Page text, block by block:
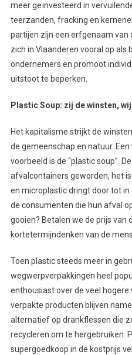
meer geïnvesteerd in
teerzanden, fracking en
partijen zijn een erfgenaam van
zich in Vlaanderen vooral op als
ondernemers en promoot
uitstoot te beperken.
Plastic Soup: zij de winsten,
Het kapitalisme strijkt de
de gemeenschap en natuur.
voorbeeld is de “plastic soup”.
afvalcontainers geworden, het
en microplastic dringt door tot in
de consumenten die hun afval
gooien? Betalen we de prijs van
kortetermijndenken van de
Toen plastic steeds meer in
wegwerpverpakkingen heel
enthousiast over de veel hogere
verpakte producten blijven
alternatief op drankflessen die
recycleren om te hergebruiken.
supergoedkoop in de kostprijs